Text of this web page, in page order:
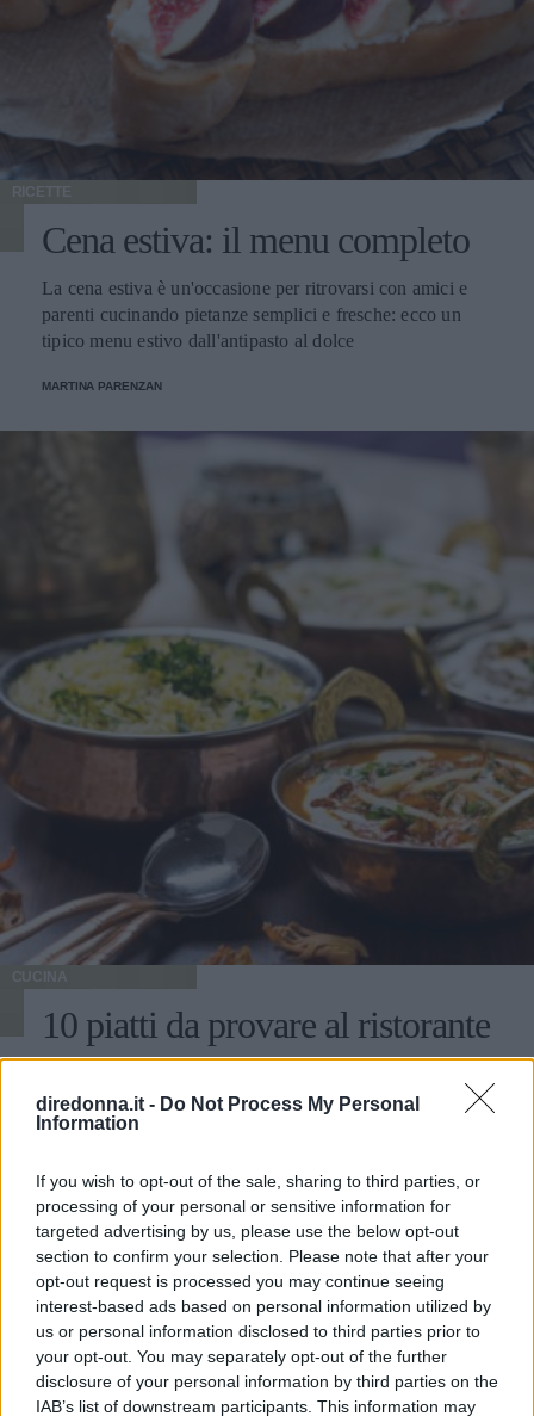
diredonna.it - Do Not Process My Personal
Information
If you wish to opt-out of the sale, sharing to third parties, or
processing of your personal or sensitive information for
targeted advertising by us, please use the below opt-out
section to confirm your selection. Please note that after your
opt-out request is processed you may continue seeing
interest-based ads based on personal information utilized by
us or personal information disclosed to third parties prior to
your opt-out. You may separately opt-out of the further
disclosure of your personal information by third parties on the
IAB’s list of downstream participants. This information may
RICETTE
Cena estiva: il menu completo
La cena estiva è un'occasione per ritrovarsi con amici e
parenti cucinando pietanze semplici e fresche: ecco un
tipico menu estivo dall'antipasto al dolce
MARTINA PARENZAN
CUCINA
10 piatti da provare al ristorante
indiano
Dal pollo Tikka Masala agli irresistibili samosa: 10 ricette
IRENE DE ROSSI